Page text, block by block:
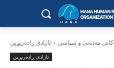
مەدەنی و سیاسی ئازادی ڕادەربڕین
ئازادی ڕادەربڕین